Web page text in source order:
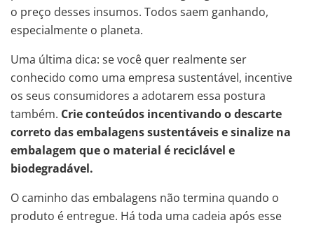
o preço desses insumos. Todos saem ganhando,
especialmente o planeta.
Uma última dica: se você quer realmente ser
conhecido como uma empresa sustentável, incentive
os seus consumidores a adotarem essa postura
também. Crie conteúdos incentivando o descarte
correto das embalagens sustentáveis e sinalize na
embalagem que o material é reciclável e
biodegradável.
O caminho das embalagens não termina quando o
produto é entregue. Há toda uma cadeia após esse